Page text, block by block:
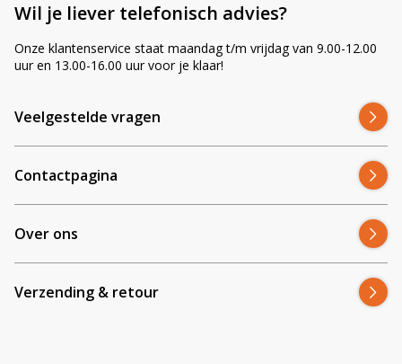
Wil je liever telefonisch advies?
Onze klantenservice staat maandag t/m vrijdag van 9.00-12.00
uur en 13.00-16.00 uur voor je klaar!
Veelgestelde vragen
Contactpagina
Over ons
Verzending & retour